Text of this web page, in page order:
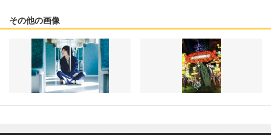
その他の画像